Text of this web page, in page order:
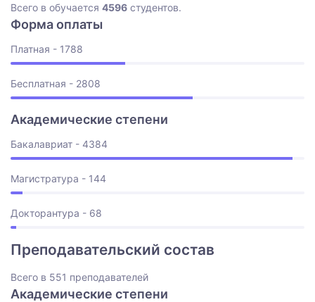
Всего в обучается 4596 студентов.
Форма оплаты
Платная - 1788
Бесплатная - 2808
Академические степени
Бакалавриат - 4384
Магистратура - 144
Докторантура - 68
Преподавательский состав
Всего в 551 преподавателей
Академические степени